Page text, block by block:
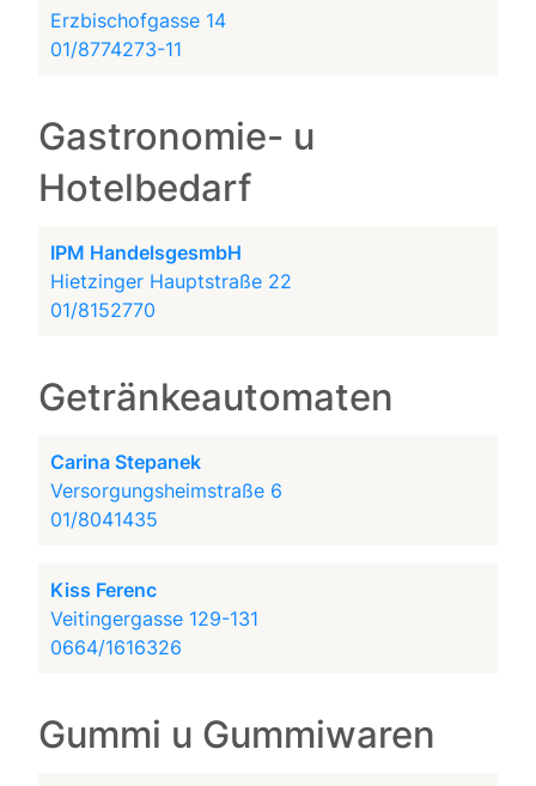
Erzbischofgasse 14
01/8774273-11
Gastronomie- u
Hotelbedarf
IPM HandelsgesmbH
Hietzinger Hauptstraße 22
01/8152770
Getränkeautomaten
Carina Stepanek
Versorgungsheimstraße 6
01/8041435
Kiss Ferenc
Veitingergasse 129-131
0664/1616326
Gummi u Gummiwaren